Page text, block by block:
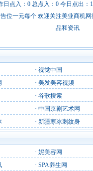
日点入：0 总点入：0 今日点出：
位一元每个 欢迎关注美业商机
品和资讯
· 视觉中国
· 美发美容视频
· 谷歌搜索
· 中国京剧艺术网
· 新疆寒冰刺纹身
· 妮美容网
· SPA养生网